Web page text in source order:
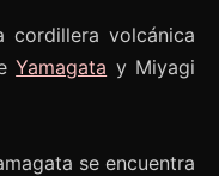
volcánica
Yamagata y Miyagi
se encuentra